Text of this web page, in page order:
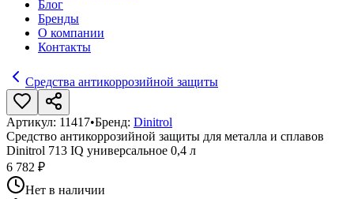
Блог
Бренды
О компании
Контакты
Средства антикоррозийной защиты
Артикул: 11417•Бренд: Dinitrol
Средство антикоррозийной защиты для металла и сплавов
Dinitrol 713 IQ универсальное 0,4 л
6 782 ₽
Нет в наличии